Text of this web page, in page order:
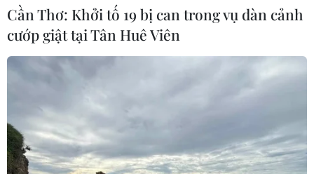
Cần Thơ: Khởi tố 19 bị can trong vụ dàn cảnh
cướp giật tại Tân Huê Viên